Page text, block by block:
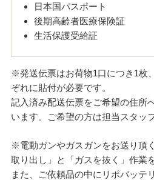
日本国パスポート
後期高齢者医療保険証
生活保護受給証
※発送伝票はお荷物1口につき1枚
ぞれに貼付が必要です。
記入済み配送伝票をご希望の住所
います。ご希望の方は担当スタッ
※電動ガンやガスガンをお送り頂
取り出し」と「ガスを抜く」作業
また、ご依頼品の中にリポバッテ